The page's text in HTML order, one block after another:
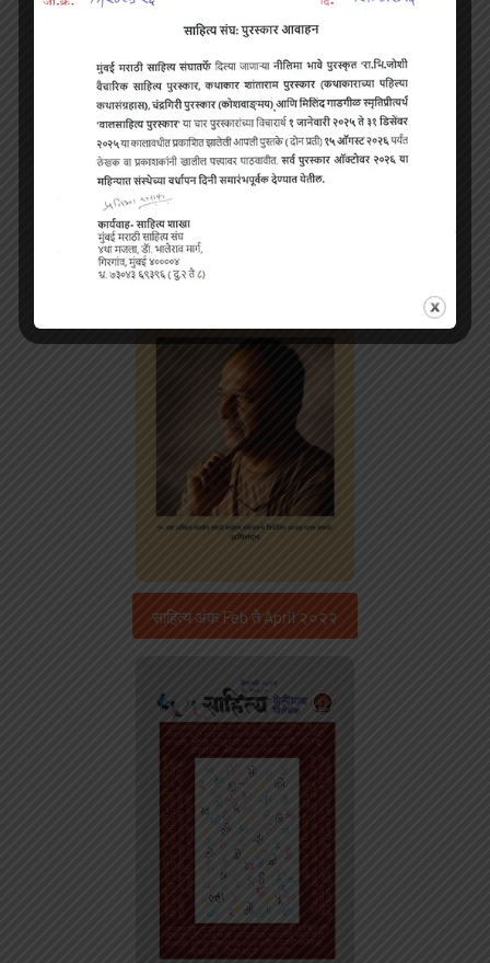
साहित्य अंक May To July २०२२
साहित्य अंक Feb ते April २०२२